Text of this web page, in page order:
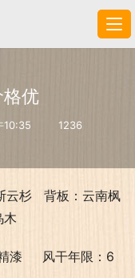
优
10:35 1236
杉   背板：云南枫
木
漆     风干年限：6